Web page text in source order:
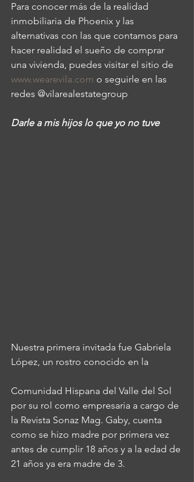
Para conocer más de la realidad
inmobiliaria de Phoenix y las
alternativas con las que contamos para
hacer realidad el sueño de comprar
una vivienda, puedes visitar el sitio de
www.wearevila.com o seguirle en las
redes @vilarealestategroup
Darle a mis hijos lo que yo no tuve
Nuestra primera invitada fue Gabriela
López, un rostro conocido en la
Comunidad Hispana del Valle del Sol
por su rol como empresaria a cargo de
la Revista Sonaz Mag. Gaby, cuenta
como se hizo madre por primera vez
antes de cumplir 18 años y a la edad de
21 años ya era madre de 3.